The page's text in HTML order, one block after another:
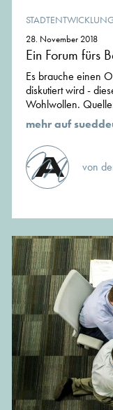
28. November 2018
Ein Forum fürs
Es brauche einen
diskutiert wird -
Wohlwollen.
mehr auf
von